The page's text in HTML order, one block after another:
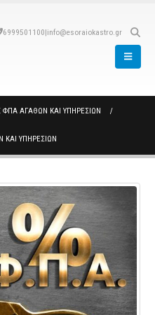
6999501100|info@esoraiokastro.gr
ΦΠΑ ΑΓΑΘΏΝ ΚΑΙ ΥΠΗΡΕΣΙΏΝ
ΚΑΙ ΥΠΗΡΕΣΙΏΝ